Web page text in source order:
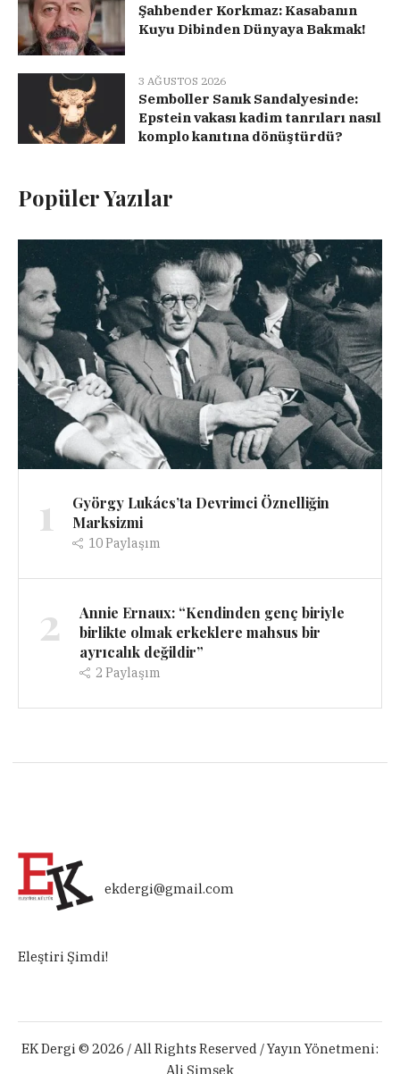
Şahbender Korkmaz: Kasabanın
Kuyu Dibinden Dünyaya Bakmak!
3 AĞUSTOS 2026
Semboller Sanık Sandalyesinde:
Epstein vakası kadim tanrıları nasıl
komplo kanıtına dönüştürdü?
Popüler Yazılar
1
György Lukács’ta Devrimci Öznelliğin
Marksizmi
10Paylaşım
2
Annie Ernaux: “Kendinden genç biriyle
birlikte olmak erkeklere mahsus bir
ayrıcalık değildir”
2 Paylaşım
ekdergi@gmail.com
Eleştiri Şimdi!
EK Dergi © 2026 / All Rights Reserved / Yayın Yönetmeni:
Ali Şimşek